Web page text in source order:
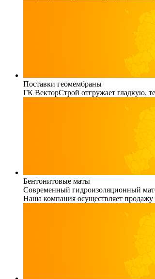
Поставки геомембраны
ГК ВекторСтрой отгружает гладкую,
Бентонитовые маты
Современный гидроизоляционный
Наша компания осуществляет